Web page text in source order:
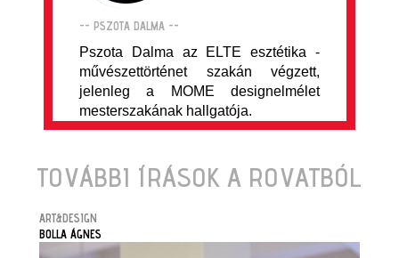
-- PSZOTA DALMA --
Pszota Dalma az ELTE esztétika -
művészettörténet szakán végzett,
jelenleg a MOME designelmélet
mesterszakának hallgatója.
TOVÁBBI ÍRÁSOK A ROVATBÓL
ART&DESIGN
BOLLA ÁGNES